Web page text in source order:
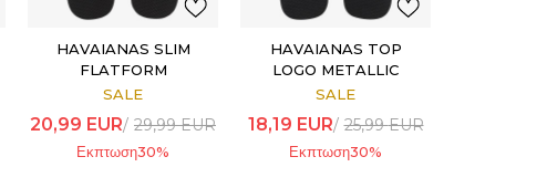
HAVAIANAS SLIM
FLATFORM
SALE
20,99 EUR 29,99EUR
Εκπτωση30%
HAVAIANAS TOP
LOGO METALLIC
SALE
18,19 EUR 25,99EUR
Εκπτωση30%